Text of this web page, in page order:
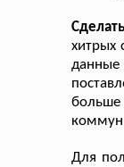
хитрых
данные
Для